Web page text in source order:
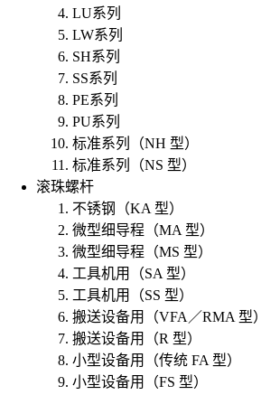
LU系列
LW系列
SH系列
SS系列
PE系列
PU系列
标准系列（NH 型）
标准系列（NS 型）
滚珠螺杆
不锈钢（KA 型）
微型细导程（MA 型）
微型细导程（MS 型）
工具机用（SA 型）
工具机用（SS 型）
搬送设备用（VFA／RMA 型）
搬送设备用（R 型）
小型设备用（传统 FA 型）
小型设备用（FS 型）